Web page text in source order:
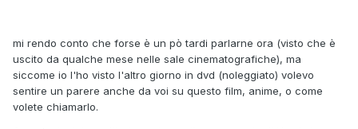
mi rendo conto che forse è un pò tardi parlarne ora (visto che è
uscito da qualche mese nelle sale cinematografiche), ma
siccome io l'ho visto l'altro giorno in dvd (noleggiato) volevo
sentire un parere anche da voi su questo film, anime, o come
volete chiamarlo.